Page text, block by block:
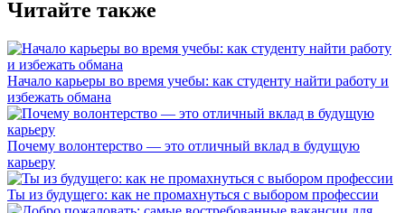
Читайте также
Начало карьеры во время учебы: как студенту найти работу и
избежать обмана
Почему волонтерство — это отличный вклад в будущую
карьеру
Ты из будущего: как не промахнуться с выбором профессии